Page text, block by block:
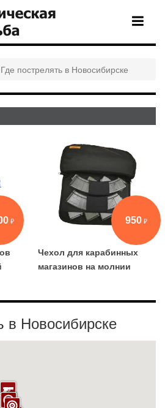
Где пострелять в Новосибирске
950
Чехол для карабинных
магазинов на молнии
в Новосибирске